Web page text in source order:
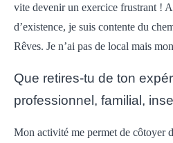
vite devenir un exercice frustrant !
d’existence, je suis contente du
Rêves. Je n’ai pas de local mais
Que retires-tu de ton
professionnel, familial,
Mon activité me permet de côtoyer